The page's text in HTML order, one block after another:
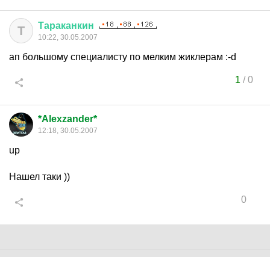
Т Тараканкин
10:22, 30.05.2007
ап большому специалисту по мелким жиклерам :-d
1 /0
*Alexzander*
12:18, 30.05.2007
up
Нашел таки ))
0